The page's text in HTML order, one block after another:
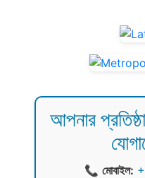
আপনার
📞 মোবাইল: